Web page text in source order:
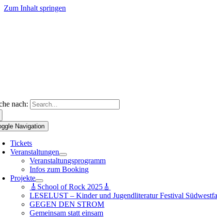
Zum Inhalt springen
nach:
Navigation
Tickets
Veranstaltungen
Veranstaltungsprogramm
Infos zum Booking
Projekte
🎸School of Rock 2025🎸
LESELUST – Kinder und Jugendliteratur Festival
GEGEN DEN STROM
Gemeinsam statt einsam